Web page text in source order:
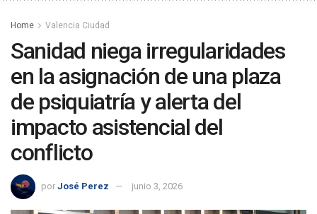
Home Valencia Ciudad
Sanidad niega irregularidades
en la asignación de una plaza
de psiquiatría y alerta del
impacto asistencial del
conflicto
por José Perez junio 3, 2026